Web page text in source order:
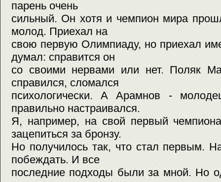
парень очень
сильный. Он хотя и чемпион мира
молод. Приехал на
свою первую Олимпиаду, но приехал
думал: справится он
со своими нервами или нет. Поляк
справился, сломался
психологически. А Арамнов -
правильно настраивался.
Я, например, на свой первый
зацепиться за бронзу.
Но получилось так, что стал первым.
побеждать. И все
последние подходы были за мной. Но